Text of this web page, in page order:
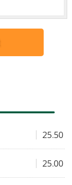
25.50
25.00